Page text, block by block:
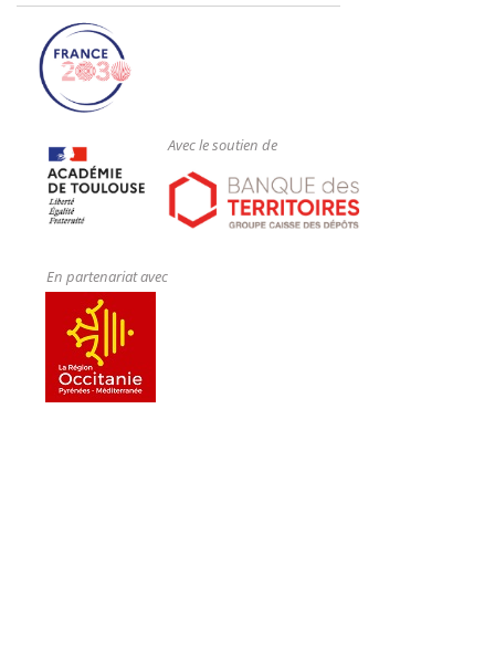
Avec le soutien de
En partenariat avec